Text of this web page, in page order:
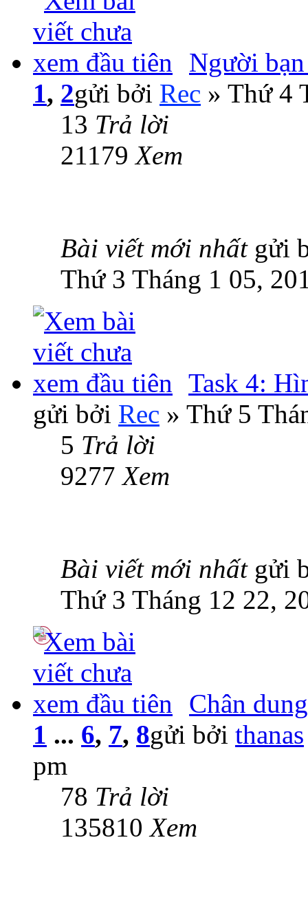
Người
1, 2gửi bởi Rec » Thứ 4
13 Trả lời
21179Xem
Bài viết mới nhất gửi
Thứ 3 Tháng 1 05,
Task 4:
gửi bởi Rec » Thứ 5
5 Trả lời
9277Xem
Bài viết mới nhất gửi
Thứ 3 Tháng 12 22,
Chân
1 ... 6, 7, 8gửi bởi thanas
pm
78 Trả lời
135810Xem